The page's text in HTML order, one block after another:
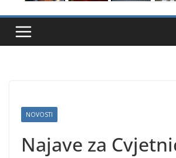
NOVOSTI
Najave za